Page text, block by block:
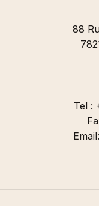
88
Tel :